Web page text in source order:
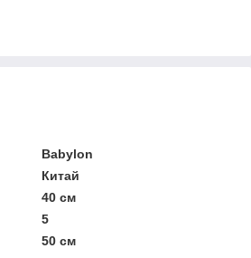
Babylon
Китай
40 см
5
50 см